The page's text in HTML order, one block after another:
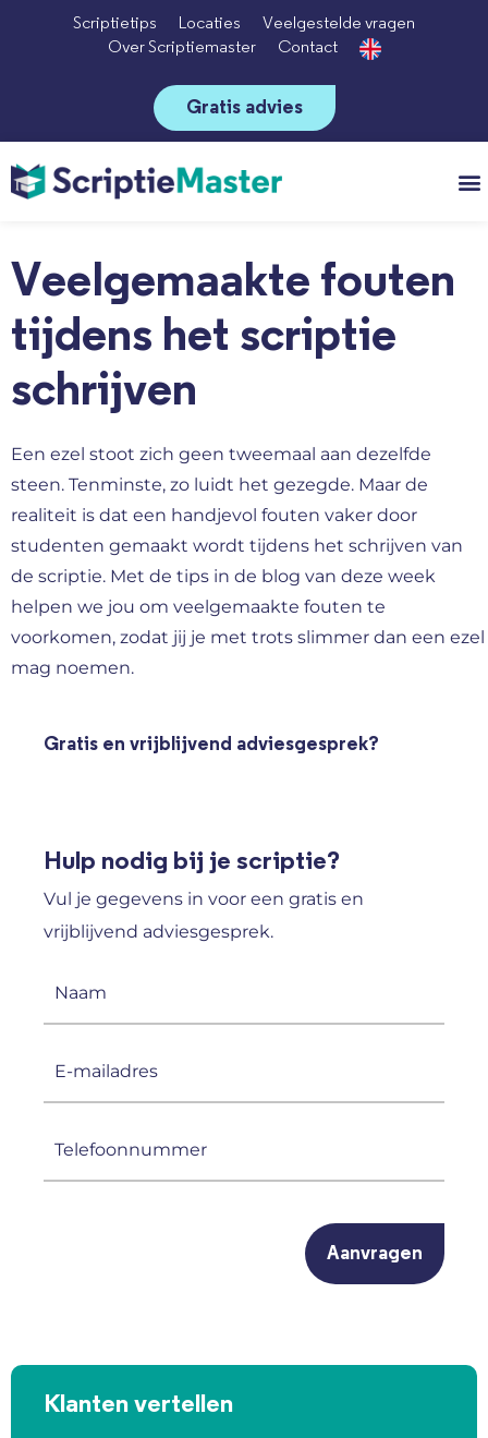
Scriptietips Locaties
Veelgestelde vragen
Over Scriptiemaster
Contact
Gratis advies
Veelgemaakte fouten
tijdens het scriptie
schrijven
Een ezel stoot zich geen tweemaal aan dezelfde
steen. Tenminste, zo luidt het gezegde. Maar de
realiteit is dat een handjevol fouten vaker door
studenten gemaakt wordt tijdens het schrijven van
de scriptie. Met de tips in de blog van deze week
helpen we jou om veelgemaakte fouten te
voorkomen, zodat jij je met trots slimmer dan een ezel
mag noemen.
Gratis en vrijblijvend adviesgesprek?
Hulp nodig bij je scriptie?
Vul je gegevens in voor een gratis en
vrijblijvend adviesgesprek.
Klanten vertellen